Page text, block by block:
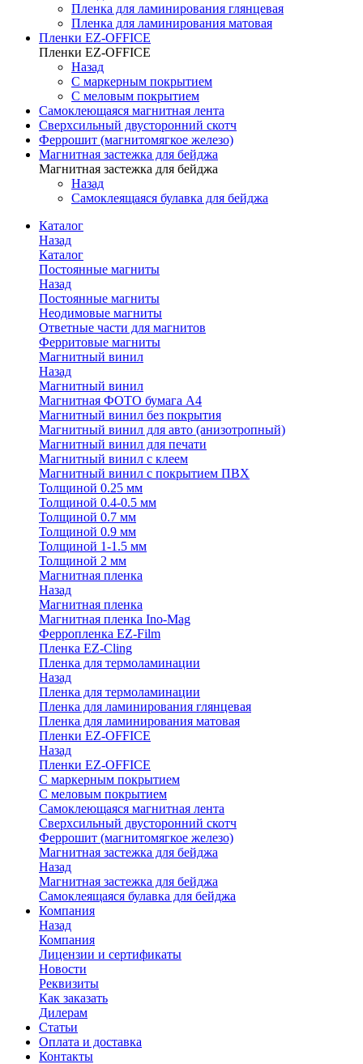
Пленка для ламинирования глянцевая
Пленка для ламинирования матовая
Пленки EZ-OFFICE
Пленки EZ-OFFICE
Назад
С маркерным покрытием
С меловым покрытием
Самоклеющаяся магнитная лента
Сверхсильный двусторонний скотч
Феррошит (магнитомягкое железо)
Магнитная застежка для бейджа
Магнитная застежка для бейджа
Назад
Самоклеящаяся булавка для бейджа
Каталог
Назад
Каталог
Постоянные магниты
Назад
Постоянные магниты
Неодимовые магниты
Ответные части для магнитов
Ферритовые магниты
Магнитный винил
Назад
Магнитный винил
Магнитная ФОТО бумага А4
Магнитный винил без покрытия
Магнитный винил для авто (анизотропный)
Магнитный винил для печати
Магнитный винил с клеем
Магнитный винил с покрытием ПВХ
Толщиной 0.25 мм
Толщиной 0.4-0.5 мм
Толщиной 0.7 мм
Толщиной 0.9 мм
Толщиной 1-1.5 мм
Толщиной 2 мм
Магнитная пленка
Назад
Магнитная пленка
Магнитная пленка Ino-Mag
Ферропленка EZ-Film
Пленка EZ-Cling
Пленка для термоламинации
Назад
Пленка для термоламинации
Пленка для ламинирования глянцевая
Пленка для ламинирования матовая
Пленки EZ-OFFICE
Назад
Пленки EZ-OFFICE
С маркерным покрытием
С меловым покрытием
Самоклеющаяся магнитная лента
Сверхсильный двусторонний скотч
Феррошит (магнитомягкое железо)
Магнитная застежка для бейджа
Назад
Магнитная застежка для бейджа
Самоклеящаяся булавка для бейджа
Компания
Назад
Компания
Лицензии и сертификаты
Новости
Реквизиты
Как заказать
Дилерам
Статьи
Оплата и доставка
Контакты